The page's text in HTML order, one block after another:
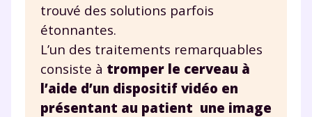
trouvé des solutions parfois
étonnantes.
L’un des traitements remarquables
consiste à tromper le cerveau à
l’aide d’un dispositif vidéo en
présentant au patient une image